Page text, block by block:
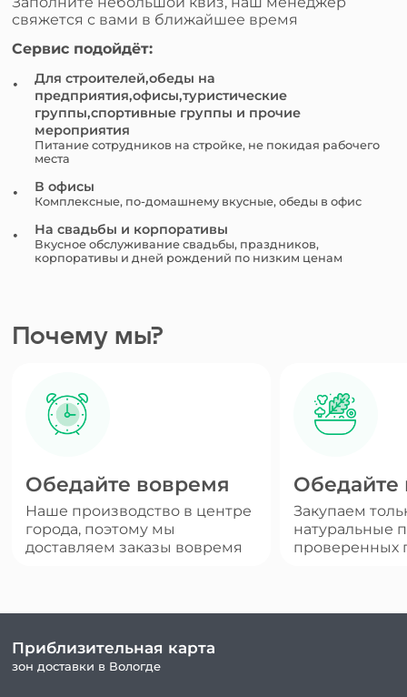
свяжется с вами в ближайшее время
Сервис подойдёт:
Для строителей,обеды на
предприятия,офисы,туристические
группы,спортивные группы и прочие
мероприятия
Питание сотрудников на стройке, не покидая рабочего
места
В офисы
Комплексные, по-домашнему вкусные, обеды в офис
На свадьбы и корпоративы
Вкусное обслуживание свадьбы, праздников,
корпоративы и дней рождений по низким ценам
Почему мы?
Обедайте вовремя
Наше производство в центре
города, поэтому мы
доставляем заказы вовремя
Обедайте
Закупаем
натуральные
проверенных
Приблизительная карта
зон доставки в Вологде